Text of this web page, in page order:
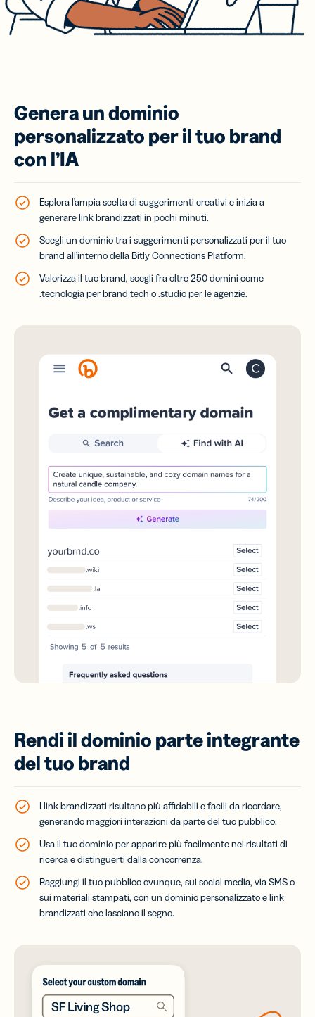
Genera un dominio
personalizzato per il tuo brand
con l’IA
Esplora l’ampia scelta di suggerimenti creativi e inizia a
generare link brandizzati in pochi minuti.
Scegli un dominio tra i suggerimenti personalizzati per il tuo
brand all’interno della Bitly Connections Platform.
Valorizza il tuo brand, scegli fra oltre 250 domini come
.tecnologia per brand tech o .studio per le agenzie.
Rendi il dominio parte integrante
del tuo brand
I link brandizzati risultano più affidabili e facili da ricordare,
generando maggiori interazioni da parte del tuo pubblico.
Usa il tuo dominio per apparire più facilmente nei risultati di
ricerca e distinguerti dalla concorrenza.
Raggiungi il tuo pubblico ovunque, sui social media, via SMS o
sui materiali stampati, con un dominio personalizzato e link
brandizzati che lasciano il segno.